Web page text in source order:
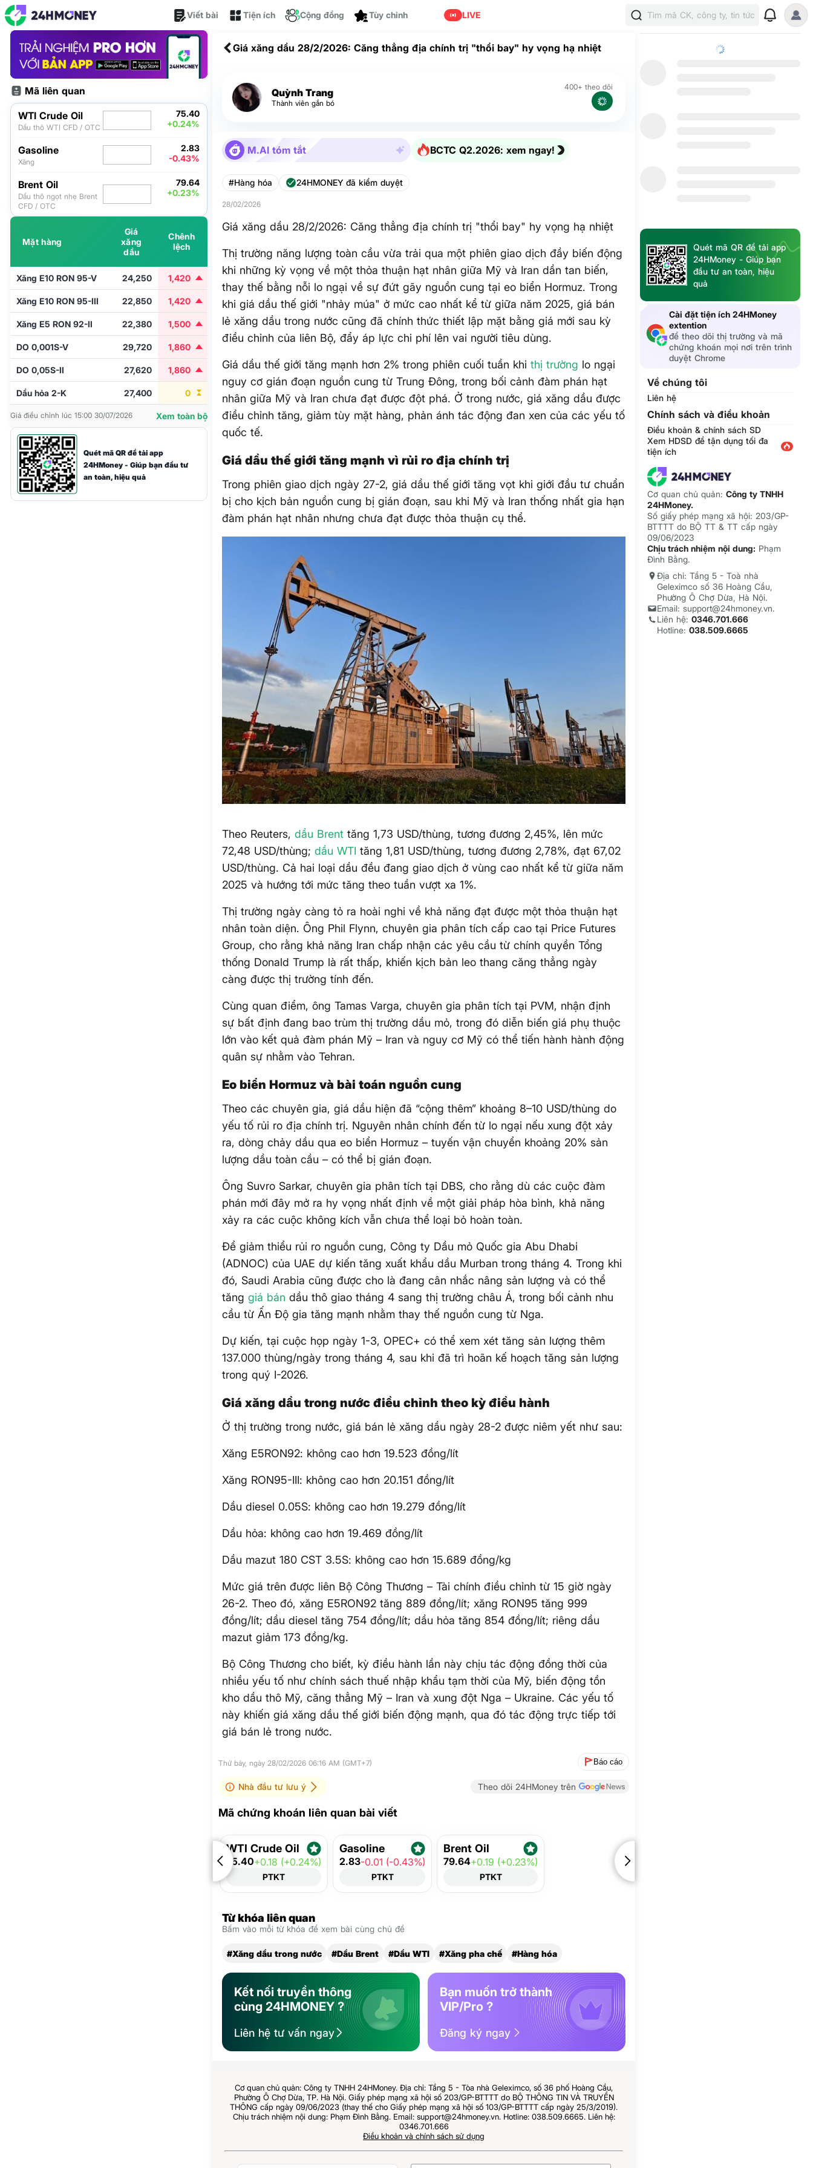
Viết bài Tiện ích Cộng đồng
LIVE
Tìm mã CK, công ty, tin tức
Mã liên quan
WTI Crude Oil
Dầu thô WTI CFD / OTC
75.40
+0.24%
Gasoline
Xăng
2.83
-0.43%
Brent Oil
Dầu thô ngọt nhẹ Brent
CFD / OTC
79.64
+0.23%
Mặt hàng
Giá
xăng
dầu
Chênh
lệch
Xăng E10 RON 95-V 24,250 1,420
Xăng E10 RON 95-III 22,850 1,420
Xăng E5 RON 92-II 22,380 1,500
DO 0,001S-V 29,720 1,860
DO 0,05S-II 27,620 1,860
Dầu hỏa 2-K 27,400 0
Giá điều chỉnh lúc 15:00 30/07/2026 Xem toàn bộ
Quét mã QR để tải app
24HMoney - Giúp bạn đầu tư
an toàn, hiệu quả
Giá xăng dầu 28/2/2026: Căng thẳng địa chính trị "thổi bay" hy vọng hạ nhiệt
Quỳnh Trang
Thành viên gắn bó
400+ theo dõi
M.AI tóm tắt BCTC Q2.2026: xem ngay!
#Hàng hóa 24HMONEY đã kiểm duyệt
28/02/2026
Giá xăng dầu 28/2/2026: Căng thẳng địa chính trị "thổi bay" hy vọng hạ nhiệt
Thị trường năng lượng toàn cầu vừa trải qua một phiên giao dịch đầy biến động
khi những kỳ vọng về một thỏa thuận hạt nhân giữa Mỹ và Iran dần tan biến,
thay thế bằng nỗi lo ngại về sự đứt gãy nguồn cung tại eo biển Hormuz. Trong
khi giá dầu thế giới "nhảy múa" ở mức cao nhất kể từ giữa năm 2025, giá bán
lẻ xăng dầu trong nước cũng đã chính thức thiết lập mặt bằng giá mới sau kỳ
điều chỉnh của liên Bộ, đẩy áp lực chi phí lên vai người tiêu dùng.
Giá dầu thế giới tăng mạnh hơn 2% trong phiên cuối tuần khithị trường lo ngại
nguy cơ gián đoạn nguồn cung từ Trung Đông, trong bối cảnh đàm phán hạt
nhân giữa Mỹ và Iran chưa đạt được đột phá. Ở trong nước, giá xăng dầu được
điều chỉnh tăng, giảm tùy mặt hàng, phản ánh tác động đan xen của các yếu tố
quốc tế.
Giá dầu thế giới tăng mạnh vì rủi ro địa chính trị
Trong phiên giao dịch ngày 27-2, giá dầu thế giới tăng vọt khi giới đầu tư chuẩn
bị cho kịch bản nguồn cung bị gián đoạn, sau khi Mỹ và Iran thống nhất gia hạn
đàm phán hạt nhân nhưng chưa đạt được thỏa thuận cụ thể.
Theo Reuters,dầu Brent tăng 1,73 USD/thùng, tương đương 2,45%, lên mức
72,48 USD/thùng;dầu WTI tăng 1,81 USD/thùng, tương đương 2,78%, đạt 67,02
USD/thùng. Cả hai loại dầu đều đang giao dịch ở vùng cao nhất kể từ giữa năm
2025 và hướng tới mức tăng theo tuần vượt xa 1%.
Thị trường ngày càng tỏ ra hoài nghi về khả năng đạt được một thỏa thuận hạt
nhân toàn diện. Ông Phil Flynn, chuyên gia phân tích cấp cao tại Price Futures
Group, cho rằng khả năng Iran chấp nhận các yêu cầu từ chính quyền Tổng
thống Donald Trump là rất thấp, khiến kịch bản leo thang căng thẳng ngày
càng được thị trường tính đến.
Cùng quan điểm, ông Tamas Varga, chuyên gia phân tích tại PVM, nhận định
sự bất định đang bao trùm thị trường dầu mỏ, trong đó diễn biến giá phụ thuộc
lớn vào kết quả đàm phán Mỹ – Iran và nguy cơ Mỹ có thể tiến hành hành động
quân sự nhằm vào Tehran.
Eo biển Hormuz và bài toán nguồn cung
Theo các chuyên gia, giá dầu hiện đã “cộng thêm” khoảng 8–10 USD/thùng do
yếu tố rủi ro địa chính trị. Nguyên nhân chính đến từ lo ngại nếu xung đột xảy
ra, dòng chảy dầu qua eo biển Hormuz – tuyến vận chuyển khoảng 20% sản
lượng dầu toàn cầu – có thể bị gián đoạn.
Ông Suvro Sarkar, chuyên gia phân tích tại DBS, cho rằng dù các cuộc đàm
phán mới đây mở ra hy vọng nhất định về một giải pháp hòa bình, khả năng
xảy ra các cuộc không kích vẫn chưa thể loại bỏ hoàn toàn.
Để giảm thiểu rủi ro nguồn cung, Công ty Dầu mỏ Quốc gia Abu Dhabi
(ADNOC) của UAE dự kiến tăng xuất khẩu dầu Murban trong tháng 4. Trong khi
đó, Saudi Arabia cũng được cho là đang cân nhắc nâng sản lượng và có thể
tănggiá bán dầu thô giao tháng 4 sang thị trường châu Á, trong bối cảnh nhu
cầu từ Ấn Độ gia tăng mạnh nhằm thay thế nguồn cung từ Nga.
Dự kiến, tại cuộc họp ngày 1-3, OPEC+ có thể xem xét tăng sản lượng thêm
137.000 thùng/ngày trong tháng 4, sau khi đã trì hoãn kế hoạch tăng sản lượng
trong quý I-2026.
Giá xăng dầu trong nước điều chỉnh theo kỳ điều hành
Ở thị trường trong nước, giá bán lẻ xăng dầu ngày 28-2 được niêm yết như sau:
Xăng E5RON92: không cao hơn 19.523 đồng/lít
Xăng RON95-III: không cao hơn 20.151 đồng/lít
Dầu diesel 0.05S: không cao hơn 19.279 đồng/lít
Dầu hỏa: không cao hơn 19.469 đồng/lít
Dầu mazut 180 CST 3.5S: không cao hơn 15.689 đồng/kg
Mức giá trên được liên Bộ Công Thương – Tài chính điều chỉnh từ 15 giờ ngày
26-2. Theo đó, xăng E5RON92 tăng 889 đồng/lít; xăng RON95 tăng 999
đồng/lít; dầu diesel tăng 754 đồng/lít; dầu hỏa tăng 854 đồng/lít; riêng dầu
mazut giảm 173 đồng/kg.
Bộ Công Thương cho biết, kỳ điều hành lần này chịu tác động đồng thời của
nhiều yếu tố như chính sách thuế nhập khẩu tạm thời của Mỹ, biến động tồn
kho dầu thô Mỹ, căng thẳng Mỹ – Iran và xung đột Nga – Ukraine. Các yếu tố
này khiến giá xăng dầu thế giới biến động mạnh, qua đó tác động trực tiếp tới
giá bán lẻ trong nước.
Thứ bảy, ngày 28/02/2026 06:16 AM (GMT+7) Báo cáo
Nhà đầu tư lưu ý Theo dõi 24HMoney trên
Mã chứng khoán liên quan bài viết
WTI Crude Oil
75.40+0.18 (+0.24%)
PTKT
Gasoline
2.83-0.01 (-0.43%)
PTKT
Brent Oil
79.64+0.19 (+0.23%)
PTKT
Từ khóa liên quan
Bấm vào mỗi từ khóa để xem bài cùng chủ đề
#Xăng dầu trong nước #Dầu Brent #Dầu WTI #Xăng pha chế #Hàng hóa
Kết nối truyền thông
cùng 24HMONEY ?
Liên hệ tư vấn ngay
Bạn muốn trở thành
VIP/Pro ?
Đăng ký ngay
Cơ quan chủ quản: Công ty TNHH 24HMoney. Địa chỉ: Tầng 5 - Tòa nhà Geleximco, số 36 phố Hoàng Cầu,
Phường Ô Chợ Dừa, TP. Hà Nội. Giấy phép mạng xã hội số 203/GP-BTTTT do BỘ THÔNG TIN VÀ TRUYỀN
THÔNG cấp ngày 09/06/2023 (thay thế cho Giấy phép mạng xã hội số 103/GP-BTTTT cấp ngày 25/3/2019).
Chịu trách nhiệm nội dung: Phạm Đình Bằng. Email: support@24hmoney.vn. Hotline: 038.509.6665. Liên hệ:
0346.701.666
Điều khoản và chính sách sử dụng
Quét mã QR để tải app
24HMoney - Giúp bạn
đầu tư an toàn, hiệu
quả
Cài đặt tiện ích 24HMoney
extention
để theo dõi thị trường và mã
chứng khoán mọi nơi trên trình
duyệt Chrome
Về chúng tôi
Liên hệ
Chính sách và điều khoản
Điều khoản & chính sách SD
Xem HDSD để tận dụng tối đa
tiện ích
Cơ quan chủ quản:Công ty TNHH
24HMoney.
Số giấy phép mạng xã hội: 203/GP-
BTTTT do BỘ TT & TT cấp ngày
09/06/2023
Chịu trách nhiệm nội dung: Phạm
Đình Bằng.
Địa chỉ: Tầng 5 - Toà nhà
Geleximco số 36 Hoàng Cầu,
Phường Ô Chợ Dừa, Hà Nội.
Email: support@24hmoney.vn.
Liên hệ:0346.701.666
Hotline:038.509.6665